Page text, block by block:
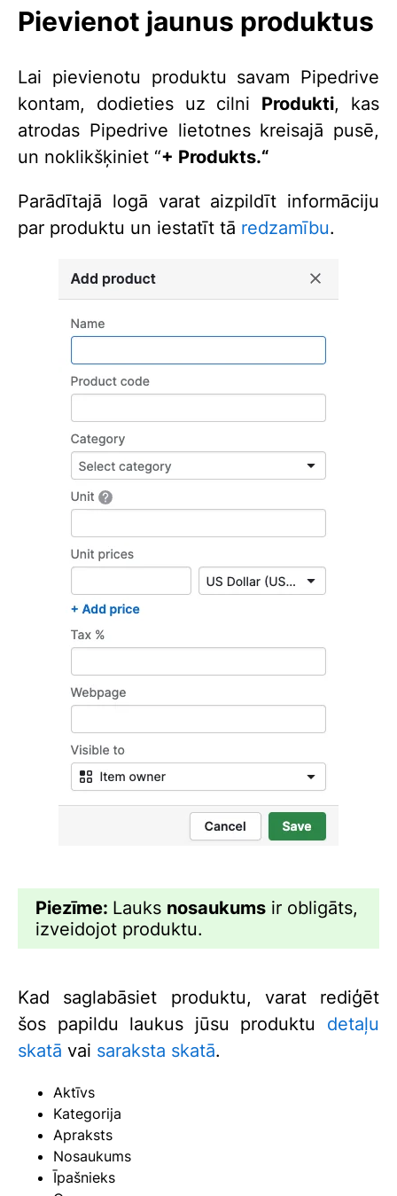
Pievienot jaunus produktus
Lai pievienotu produktu savam Pipedrive
kontam, dodieties uz cilni Produkti, kas
atrodas Pipedrive lietotnes kreisajā pusē,
un noklikšķiniet “+ Produkts.“
Parādītajā logā varat aizpildīt informāciju
par produktu un iestatīt tā redzamību.
Piezīme: Lauks nosaukums ir obligāts,
izveidojot produktu.
Kad saglabāsiet produktu, varat rediģēt
šos papildu laukus jūsu produktu detaļu
skatā vai saraksta skatā.
Aktīvs
Kategorija
Apraksts
Nosaukums
Īpašnieks